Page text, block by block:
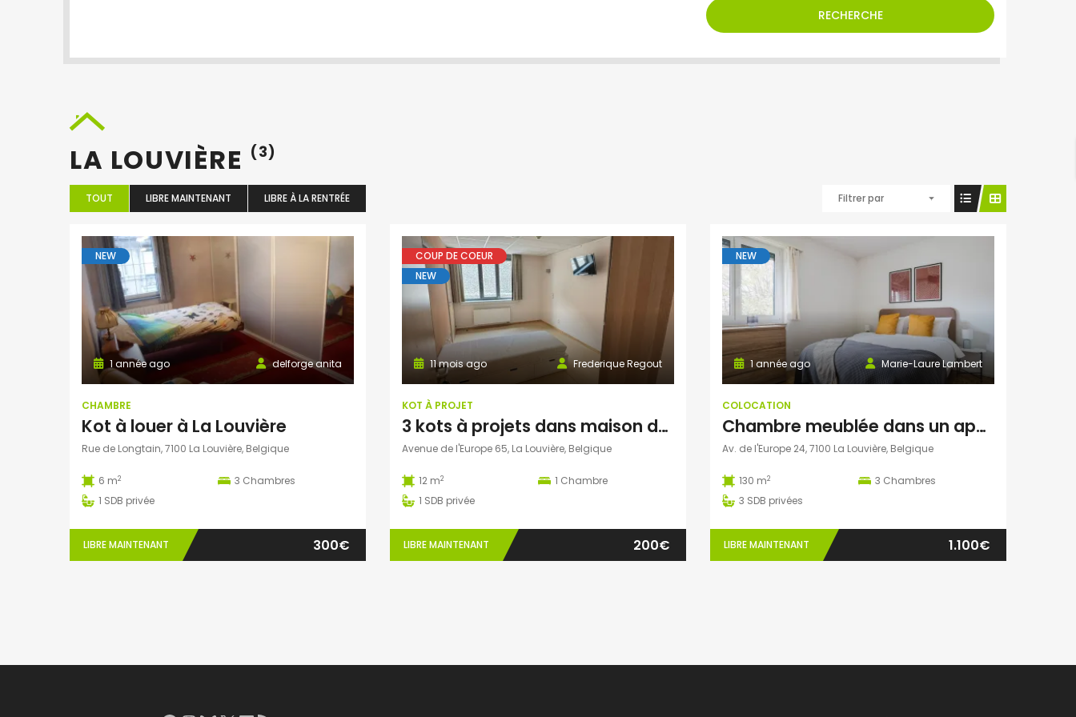
RECHERCHE
LA LOUVIÈRE (3)
TOUT LIBRE MAINTENANT LIBRE À LA RENTRÉE Filtrer par
NEW
delforge anita
1 année ago
CHAMBRE
Kot à louer à La Louvière
Rue de Longtain, 7100 La Louvière, Belgique
6 m2 3 Chambres
1 SDB privée
LIBRE MAINTENANT 300€
COUP DE COEUR
NEW
Frederique Regout
11 mois ago
KOT À PROJET
3 kots à projets dans maison de repos
Avenue de l'Europe 65, La Louvière, Belgique
12 m2 1 Chambre
1 SDB privée
LIBRE MAINTENANT 200€
NEW
Marie-Laure Lambert
1 année ago
COLOCATION
Chambre meublée dans un appartement lumineux de 130 m² à Louvière pour 1100€ tout compris
Av. de l'Europe 24, 7100 La Louvière, Belgique
130 m2 3 Chambres
3 SDB privées
LIBRE MAINTENANT 1.100€